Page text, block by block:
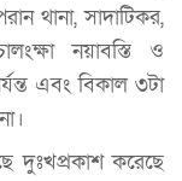
থানা, সাদাটিকর,
নয়াবস্তি ও
এবং বিকাল ৩টা
দুঃখপ্রকাশ করেছে